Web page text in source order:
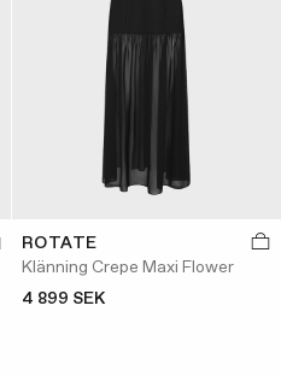
ROTATE
Klänning Crepe Maxi Flower
4 899 SEK